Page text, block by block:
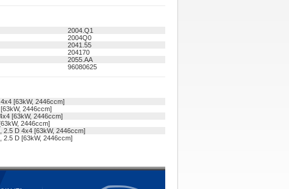
2004.Q1
2004Q0
2041.55
204170
2055.AA
96080625
[63kW, 2446ccm]
2446ccm]
[63kW, 2446ccm]
2446ccm]
D 4x4 [63kW, 2446ccm]
2.5 D [63kW, 2446ccm]